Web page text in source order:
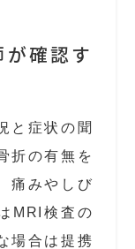
確認す
と症状の聞
折の有無を
痛みやしび
MRI検査の
場合は提携